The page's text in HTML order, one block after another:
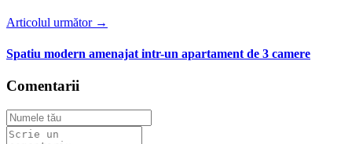
Articolul următor →
Spatiu modern amenajat intr-un apartament de 3 camere
Comentarii